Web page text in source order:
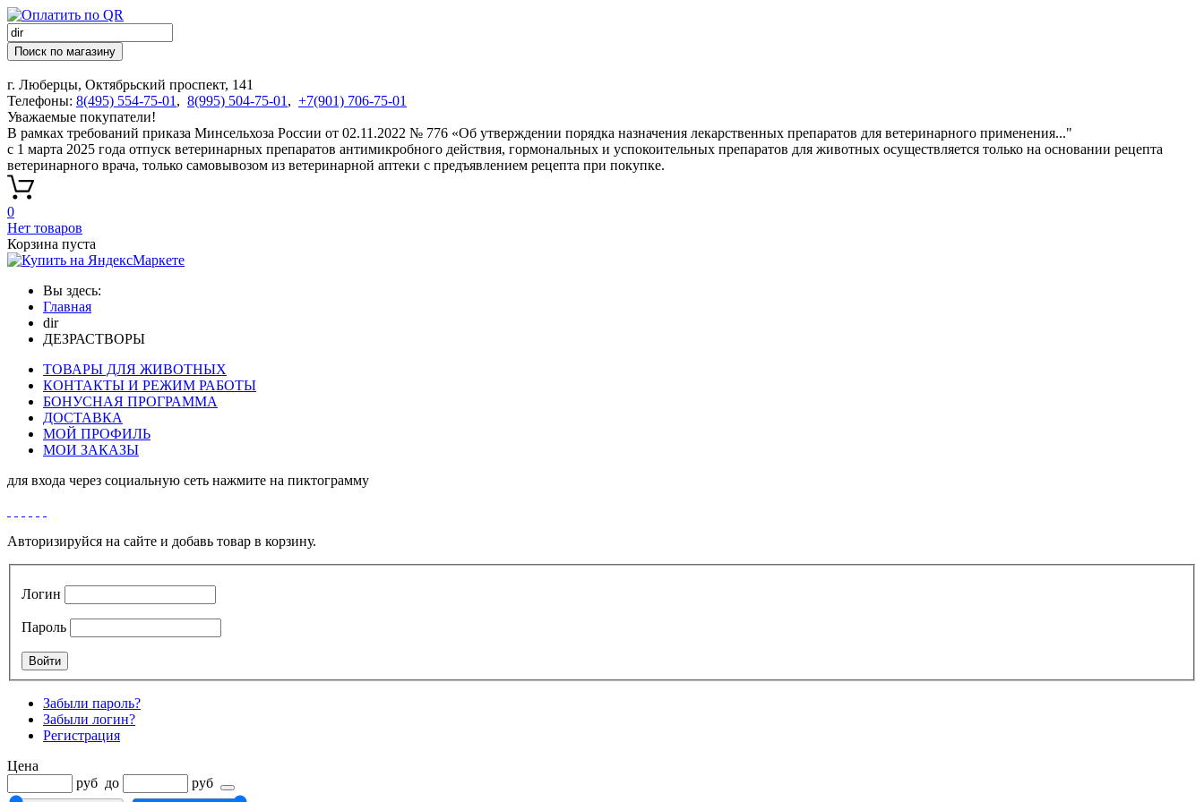
Поиск по магазину
г. Люберцы, Октябрьский проспект, 141
Телефоны: 8(495) 554-75-01 , 8(995) 504-75-01 , +7(901) 706-75-01
Уважаемые покупатели!
В рамках требований приказа Минсельхоза России от 02.11.2022 № 776 «Об утверждении порядка назначения лекарственных препаратов для ветеринарного применения..."
с 1 марта 2025 года отпуск ветеринарных препаратов антимикробного действия, гормональных и успокоительных препаратов для животных осуществляется только на основании рецепта
ветеринарного врача, только самовывозом из ветеринарной аптеки с предъявлением рецепта при покупке.
0
Нет товаров
Корзина пуста
Вы здесь:
Главная
dir
ДЕЗРАСТВОРЫ
ТОВАРЫ ДЛЯ ЖИВОТНЫХ
КОНТАКТЫ И РЕЖИМ РАБОТЫ
БОНУСНАЯ ПРОГРАММА
ДОСТАВКА
МОЙ ПРОФИЛЬ
МОИ ЗАКАЗЫ
для входа через социальную сеть нажмите на пиктограмму
Авторизируйся на сайте и добавь товар в корзину.
Логин
Пароль
Забыли пароль?
Забыли логин?
Регистрация
Цена
руб до руб